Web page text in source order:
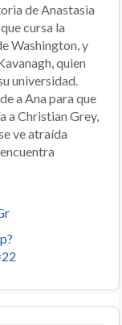
de Anastasia
cursa la
Washington, y
quien
universidad.
a Ana para que
a Christian Grey,
ve atraída